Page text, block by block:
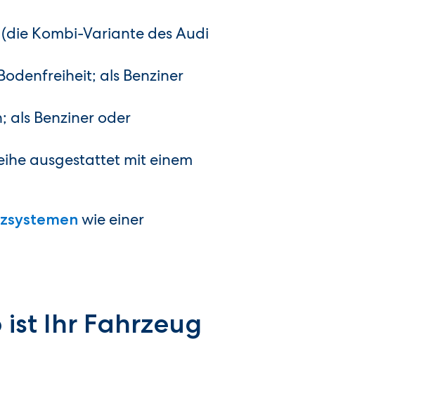
Kombi-Variante des Audi
als Benziner
als Benziner oder
ausgestattet mit einem
wie einer
Ihr Fahrzeug